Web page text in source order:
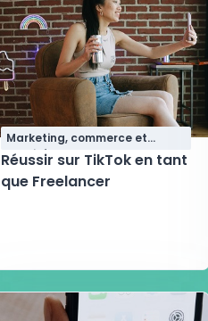
Marketing, commerce et
qualité
Réussir sur TikTok en tant
que Freelancer